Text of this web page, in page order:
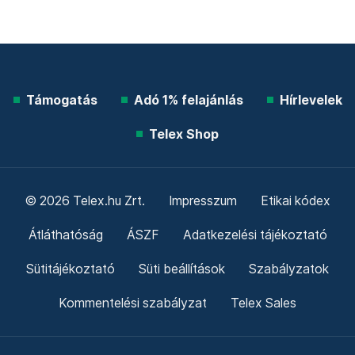
Támogatás Adó 1% felajánlás Hírlevelek
Telex Shop
© 2026 Telex.hu Zrt. Impresszum Etikai kódex
Átláthatóság ÁSZF Adatkezelési tájékoztató
Sütitájékoztató Süti beállítások Szabályzatok
Kommentelési szabályzat Telex Sales